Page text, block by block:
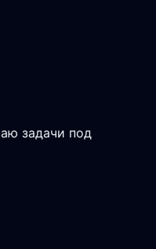
задачи под